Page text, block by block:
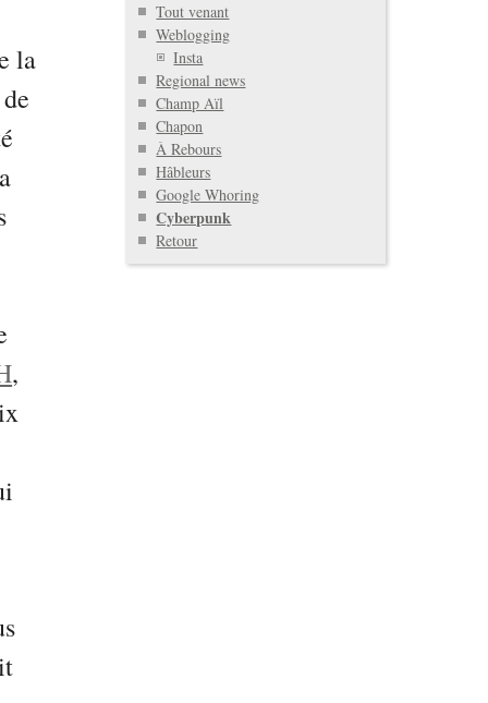
la
,
Tout venant
Weblogging
Insta
Regional news
Champ Aïl
Chapon
À Rebours
Hâbleurs
Google Whoring
Cyberpunk
Retour